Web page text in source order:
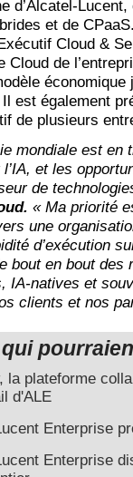
d’Alcatel-
et de
Cloud &
Cloud de
économique
est également
de plusieurs
mondiale est en
et les
de
« Ma priorité
une
d’exécution
bout en bout
IA-natives et
clients et nos
la plateforme
d'ALE
Enterprise
Enterprise